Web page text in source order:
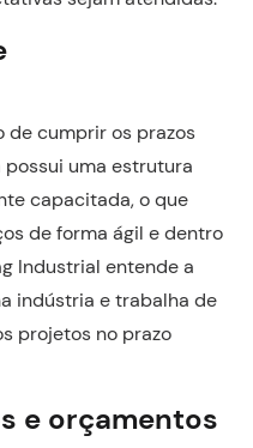
de cumprir os prazos
uma estrutura
capacitada, o que
de forma ágil e dentro
Industrial entende a
indústria e trabalha de
projetos no prazo
e orçamentos